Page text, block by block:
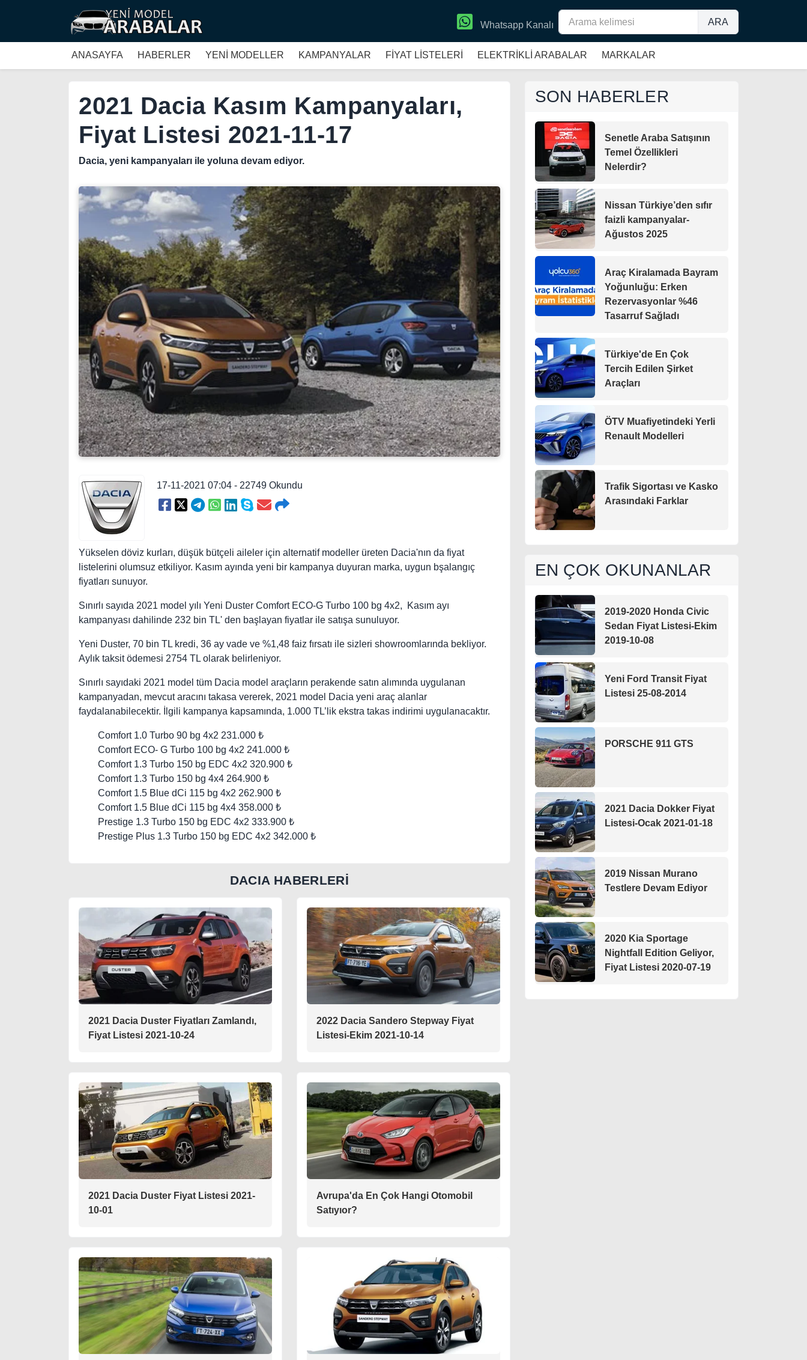
ARA
Whatsapp Kanalı
ANASAYFA HABERLER YENİ MODELLER KAMPANYALAR FİYAT LİSTELERİ ELEKTRİKLİ ARABALAR MARKALAR
2021 Dacia Kasım Kampanyaları,
Fiyat Listesi 2021-11-17
Dacia, yeni kampanyaları ile yoluna devam ediyor.
17-11-2021 07:04 - 22749 Okundu
Yükselen döviz kurları, düşük bütçeli aileler için alternatif modeller üreten Dacia'nın da fiyat
listelerini olumsuz etkiliyor. Kasım ayında yeni bir kampanya duyuran marka, uygun bşalangıç
fiyatları sunuyor.
Sınırlı sayıda 2021 model yılı Yeni Duster Comfort ECO-G Turbo 100 bg 4x2, Kasım ayı
kampanyası dahilinde 232 bin TL' den başlayan fiyatlar ile satışa sunuluyor.
Yeni Duster, 70 bin TL kredi, 36 ay vade ve %1,48 faiz fırsatı ile sizleri showroomlarında bekliyor.
Aylık taksit ödemesi 2754 TL olarak belirleniyor.
Sınırlı sayıdaki 2021 model tüm Dacia model araçların perakende satın alımında uygulanan
kampanyadan, mevcut aracını takasa vererek, 2021 model Dacia yeni araç alanlar
faydalanabilecektir. İlgili kampanya kapsamında, 1.000 TL’lik ekstra takas indirimi uygulanacaktır.
Comfort 1.0 Turbo 90 bg 4x2 231.000 ₺
Comfort ECO- G Turbo 100 bg 4x2 241.000 ₺
Comfort 1.3 Turbo 150 bg EDC 4x2 320.900 ₺
Comfort 1.3 Turbo 150 bg 4x4 264.900 ₺
Comfort 1.5 Blue dCi 115 bg 4x2 262.900 ₺
Comfort 1.5 Blue dCi 115 bg 4x4 358.000 ₺
Prestige 1.3 Turbo 150 bg EDC 4x2 333.900 ₺
Prestige Plus 1.3 Turbo 150 bg EDC 4x2 342.000 ₺
DACIA HABERLERİ
2021 Dacia Duster Fiyatları Zamlandı,
Fiyat Listesi 2021-10-24
2022 Dacia Sandero Stepway Fiyat
Listesi-Ekim 2021-10-14
2021 Dacia Duster Fiyat Listesi 2021-
10-01
Avrupa'da En Çok Hangi Otomobil
Satıyıor?
SON HABERLER
Senetle Araba Satışının
Temel Özellikleri
Nelerdir?
Nissan Türkiye’den sıfır
faizli kampanyalar-
Ağustos 2025
Araç Kiralamada Bayram
Yoğunluğu: Erken
Rezervasyonlar %46
Tasarruf Sağladı
Türkiye'de En Çok
Tercih Edilen Şirket
Araçları
ÖTV Muafiyetindeki Yerli
Renault Modelleri
Trafik Sigortası ve Kasko
Arasındaki Farklar
EN ÇOK OKUNANLAR
2019-2020 Honda Civic
Sedan Fiyat Listesi-Ekim
2019-10-08
Yeni Ford Transit Fiyat
Listesi 25-08-2014
PORSCHE 911 GTS
2021 Dacia Dokker Fiyat
Listesi-Ocak 2021-01-18
2019 Nissan Murano
Testlere Devam Ediyor
2020 Kia Sportage
Nightfall Edition Geliyor,
Fiyat Listesi 2020-07-19